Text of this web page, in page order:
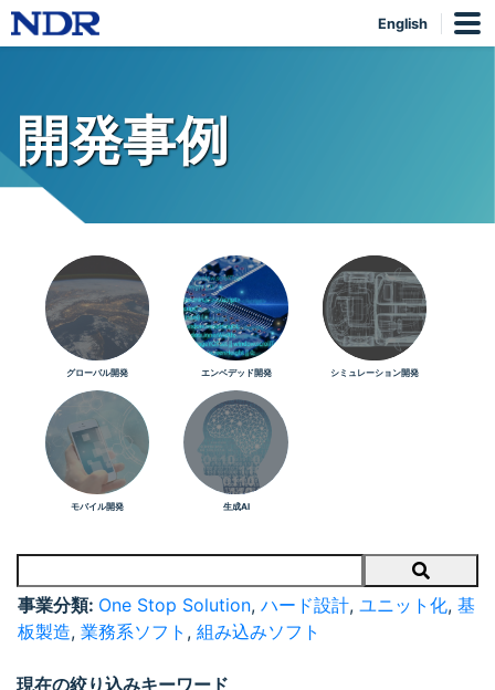
English
開発事例
グローバル開発 エンベデッド開発 シミュレーション開発
モバイル開発 生成AI
Search
事業分類: One Stop Solution, ハード設計, ユニット化, 基
板製造, 業務系ソフト , 組み込みソフト
現在の絞り込みキーワード